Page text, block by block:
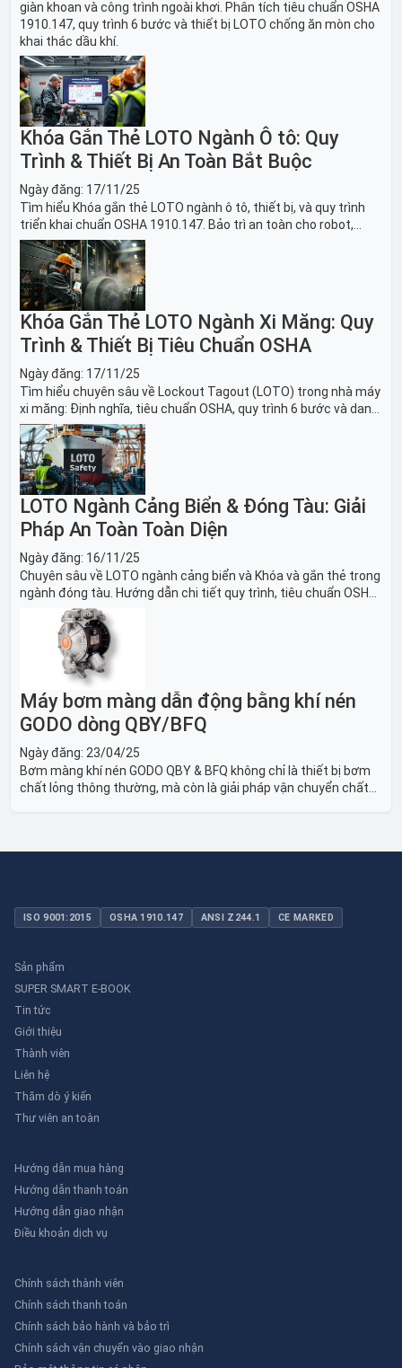
giàn khoan và công trình ngoài khơi. Phân tích tiêu chuẩn OSHA
1910.147, quy trình 6 bước và thiết bị LOTO chống ăn mòn cho
khai thác dầu khí.
Khóa Gắn Thẻ LOTO Ngành Ô tô: Quy
Trình & Thiết Bị An Toàn Bắt Buộc
Ngày đăng: 17/11/25
Tìm hiểu Khóa gắn thẻ LOTO ngành ô tô, thiết bị, và quy trình
triển khai chuẩn OSHA 1910.147. Bảo trì an toàn cho robot,
băng tải sản xuất ô tô và dây chuyền lắp ráp xe hơi.
Khóa Gắn Thẻ LOTO Ngành Xi Măng: Quy
Trình & Thiết Bị Tiêu Chuẩn OSHA
Ngày đăng: 17/11/25
Tìm hiểu chuyên sâu về Lockout Tagout (LOTO) trong nhà máy
xi măng: Định nghĩa, tiêu chuẩn OSHA, quy trình 6 bước và danh
sách thiết bị LOTO thiết yếu. Giải pháp bảo trì lò nung, máy
nghiền an toàn.
LOTO Ngành Cảng Biển & Đóng Tàu: Giải
Pháp An Toàn Toàn Diện
Ngày đăng: 16/11/25
Chuyên sâu về LOTO ngành cảng biển và Khóa và gắn thẻ trong
ngành đóng tàu. Hướng dẫn chi tiết quy trình, tiêu chuẩn OSHA,
thiết bị và Giải pháp LOTO trong công nghiệp đóng tàu toàn
Máy bơm màng dẫn động bằng khí nén
GODO dòng QBY/BFQ
Ngày đăng: 23/04/25
Bơm màng khí nén GODO QBY & BFQ không chỉ là thiết bị bơm
chất lỏng thông thường, mà còn là giải pháp vận chuyển chất
ISO 9001:2015 OSHA 1910.147 ANSI Z244.1 CE MARKED
Sản phẩm
SUPER SMART E-BOOK
Tin tức
Giới thiệu
Thành viên
Liên hệ
Thăm dò ý kiến
Thư viên an toàn
Hướng dẫn mua hàng
Hướng dẫn thanh toán
Hướng dẫn giao nhận
Điều khoản dịch vụ
Chính sách thành viên
Chính sách thanh toán
Chính sách bảo hành và bảo trì
Chính sách vận chuyển vào giao nhận